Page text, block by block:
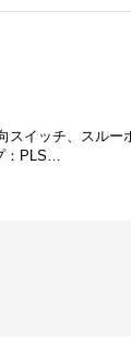
イッチ、スルー
：PLS…